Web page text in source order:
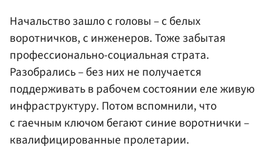
Начальство зашло с головы – с белых
воротничков, с инженеров. Тоже забытая
профессионально-социальная страта.
Разобрались – без них не получается
поддерживать в рабочем состоянии еле живую
инфраструктуру. Потом вспомнили, что
с гаечным ключом бегают синие воротнички –
квалифицированные пролетарии.